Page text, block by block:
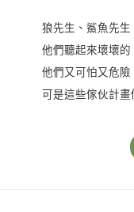
狼先生、鯊魚先生
他們聽起來壞壞的
他們又可怕又危險
可是這些傢伙計畫
狼先生覺得大家對他
組織成聯盟，開始存